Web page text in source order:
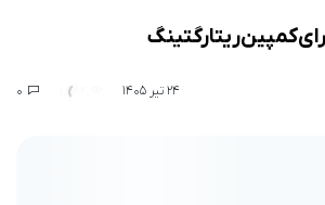
کمپین ریتارگتینگ
24 تیر 1405